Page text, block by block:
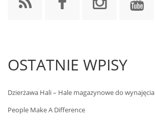
OSTATNIE WPISY
Dzierżawa Hali – Hale magazynowe do wynajęcia
People Make A Difference